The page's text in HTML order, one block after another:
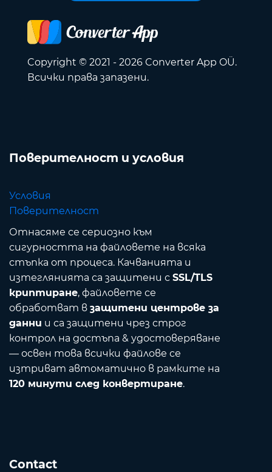
Copyright © 2021 - 2026 Converter App OÜ.
Всички права запазени.
Поверителност и условия
Условия
Поверителност
Отнасяме се сериозно към
сигурността на файловете на всяка
стъпка от процеса. Качванията и
изтеглянията са защитени с SSL/TLS
криптиране, файловете се
обработват в защитени центрове за
данни и са защитени чрез строг
контрол на достъпа & удостоверяване
— освен това всички файлове се
изтриват автоматично в рамките на
120 минути след конвертиране.
Contact